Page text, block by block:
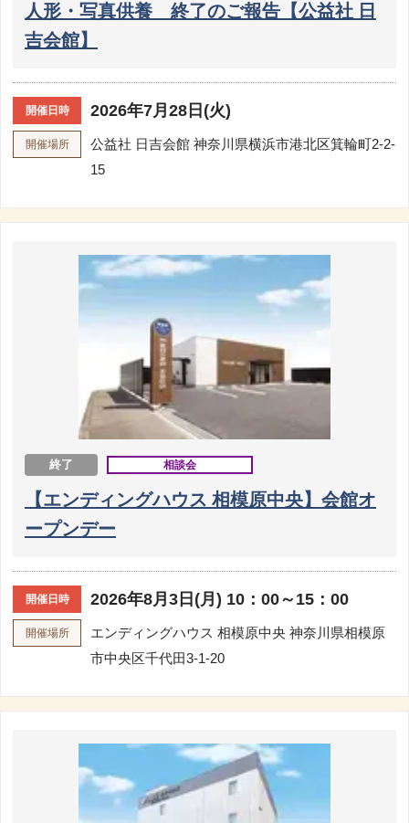
人形・写真供養 終了のご報告【公益社 日
吉会館】
開催日時 2026年7月28日(火)
開催場所 公益社 日吉会館 神奈川県横浜市港北区箕輪町2-2-
15
終了 相談会
【エンディングハウス 相模原中央】会館オ
ープンデー
開催日時 2026年8月3日(月) 10：00～15：00
開催場所 エンディングハウス 相模原中央 神奈川県相模原
市中央区千代田3-1-20